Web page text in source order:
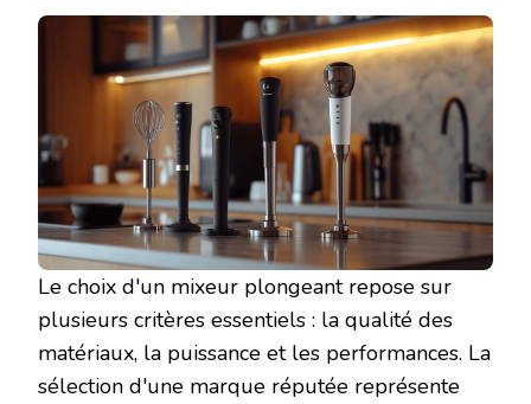
Le choix d'un mixeur plongeant repose sur
plusieurs critères essentiels : la qualité des
matériaux, la puissance et les performances. La
sélection d'une marque réputée représente